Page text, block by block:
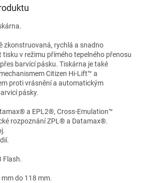
zkonstruovaná, rychlá a snadno
v režimu přímého tepelného přenosu
barvící pásku. Tiskárna je také
Citizen Hi-Lift™ a
proti vrásnění a automatickým
pásky.
a EPL2®, Cross-Emulation™
rozpoznání ZPL® a Datamax®.
Flash.
do 118 mm.